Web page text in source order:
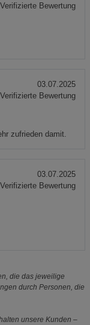
Bewertung
zufrieden damit.
03.07.2025
Bewertung
03.07.2025
Bewertung
die das jeweilige
durch Personen, die
unsere Kunden –